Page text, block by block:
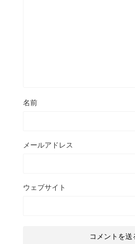
名前
メールアドレス
ウェブサイト